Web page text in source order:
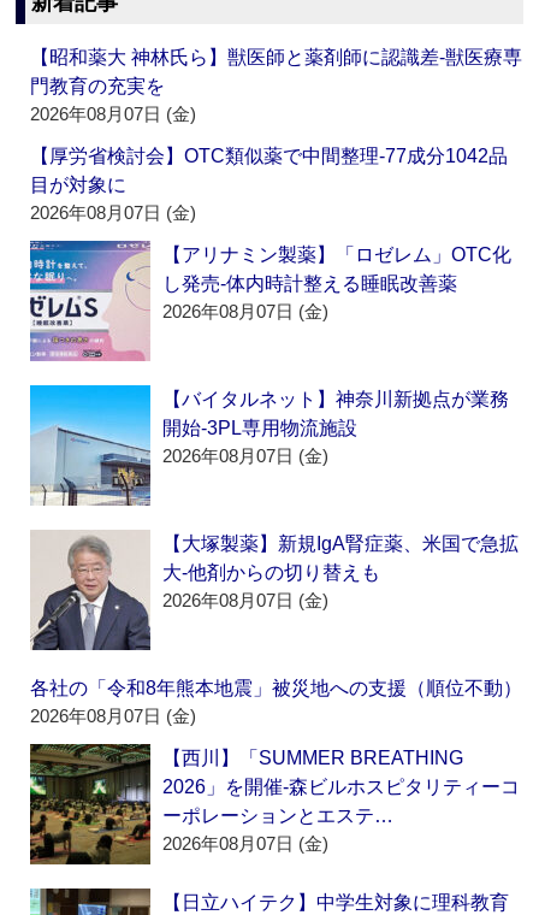
【昭和薬大 神林氏ら】獣医師と薬剤師に認識差‐獣医療専
門教育の充実を
2026年08月07日 (金)
【厚労省検討会】OTC類似薬で中間整理‐77成分1042品
目が対象に
2026年08月07日 (金)
【アリナミン製薬】「ロゼレム」OTC化
し発売‐体内時計整える睡眠改善薬
2026年08月07日 (金)
【バイタルネット】神奈川新拠点が業務
開始‐3PL専用物流施設
2026年08月07日 (金)
【大塚製薬】新規IgA腎症薬、米国で急拡
大‐他剤からの切り替えも
2026年08月07日 (金)
各社の「令和8年熊本地震」被災地への支援（順位不動）
2026年08月07日 (金)
【西川】「SUMMER BREATHING
2026」を開催‐森ビルホスピタリティーコ
ーポレーションとエステ…
2026年08月07日 (金)
【日立ハイテク】中学生対象に理科教育